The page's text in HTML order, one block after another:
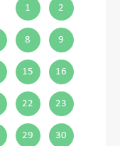
1 2
8 9
15 16
22 23
29 30